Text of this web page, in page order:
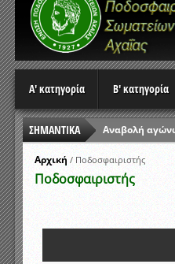
Α' κατηγορία Β' κατηγορία
ΣΗΜΑΝΤΙΚΑ
Αναβολή
Ώρες
Αποτελέσματα
Αρχική / Ποδοσφαιριστής
Ποδοσφαιριστής